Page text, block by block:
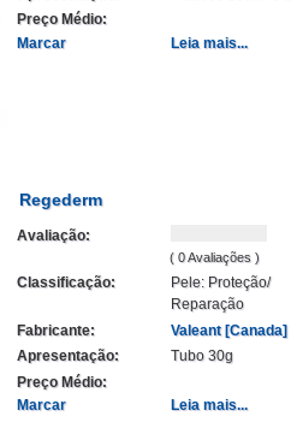
Preço Médio:
Marcar
Leia mais...
Regederm
Avaliação:
( 0 Avaliações )
Classificação:
Pele: Proteção/
Reparação
Fabricante:
Valeant [Canada]
Apresentação:
Tubo 30g
Preço Médio:
Marcar
Leia mais...